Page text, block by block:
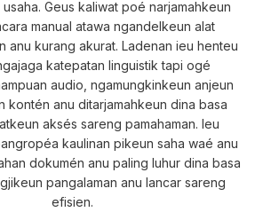
Geus kaliwat poé narjamahkeun
manual atawa ngandelkeun alat
anu kurang akurat. Ladenan ieu henteu
katepatan linguistik tapi ogé
audio, ngamungkinkeun anjeun
kontén anu ditarjamahkeun dina basa
aksés sareng pamahaman. Ieu
kaulinan pikeun saha waé anu
dokumén anu paling luhur dina basa
pangalaman anu lancar sareng
efisien.